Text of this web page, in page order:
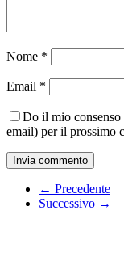
Nome *
Email *
Do il mio
email) per il prossimo
← Precedente
Successivo →